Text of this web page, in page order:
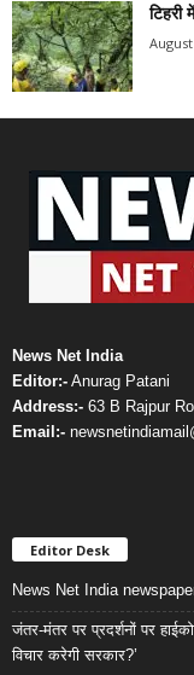
टिहरी
News Net India
Editor:- Anurag Patani
Address:- 63 B Rajpur
Email:-
Editor Desk
News Net India
जंतर-मंतर पर प्रदर्शनों पर
विचार करेगी सरकार?’